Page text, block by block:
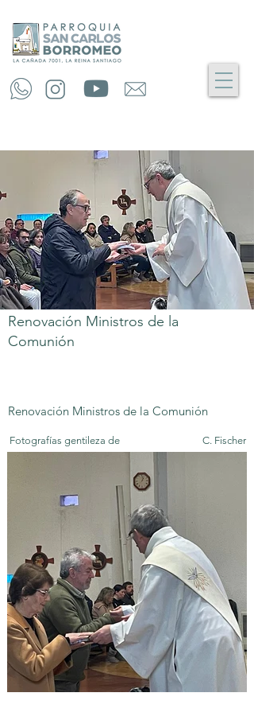
Renovación Ministros de la
Comunión
Renovación Ministros de la Comunión
Fotografías gentileza de C. Fischer